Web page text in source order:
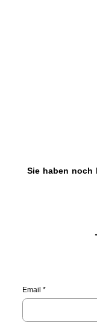
Sie haben noch
Email *